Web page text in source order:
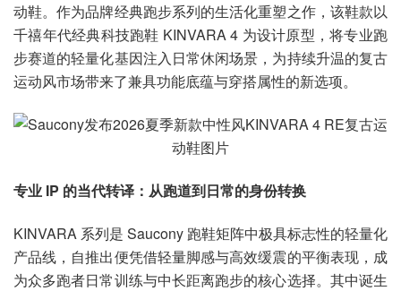
动鞋。作为品牌经典跑步系列的生活化重塑之作，该鞋款以
千禧年代经典科技跑鞋 KINVARA 4 为设计原型，将专业跑
步赛道的轻量化基因注入日常休闲场景，为持续升温的复古
运动风市场带来了兼具功能底蕴与穿搭属性的新选项。
专业 IP 的当代转译：从跑道到日常的身份转换
KINVARA 系列是 Saucony 跑鞋矩阵中极具标志性的轻量化
产品线，自推出便凭借轻量脚感与高效缓震的平衡表现，成
为众多跑者日常训练与中长距离跑步的核心选择。其中诞生